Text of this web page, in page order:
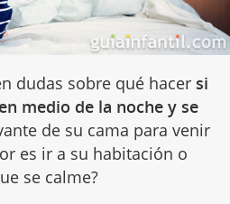
dudas sobre qué hacersi
medio de la noche y se
de su cama para venir
es ir a su habitación o
se calme?